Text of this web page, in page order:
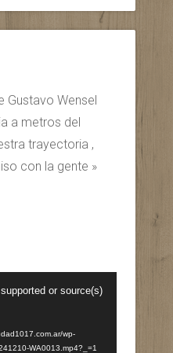
Gustavo Wensel
a metros del
trayectoria ,
con la gente »
or source(s)
wp-
WA0013.mp4?_=1